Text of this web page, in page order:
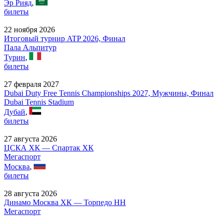
Эр Рияд,
билеты
22 ноября 2026
Итоговый турнир ATP 2026, Финал
Пала Альпитур
Турин,
билеты
27 февраля 2027
Dubai Duty Free Tennis Championships 2027, Мужчины, Финал
Dubai Tennis Stadium
Дубай,
билеты
27 августа 2026
ЦСКА ХК — Спартак ХК
Мегаспорт
Москва,
билеты
28 августа 2026
Динамо Москва ХК — Торпедо НН
Мегаспорт